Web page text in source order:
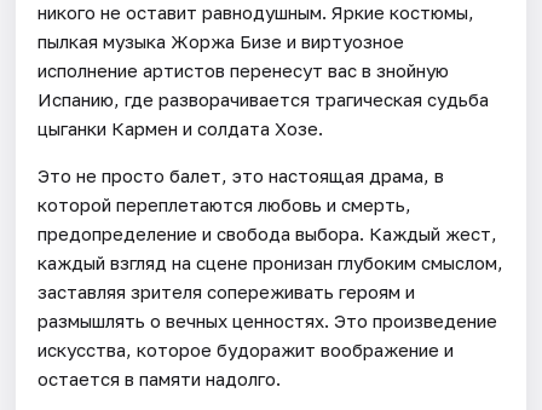
никого не оставит равнодушным. Яркие костюмы,
пылкая музыка Жоржа Бизе и виртуозное
исполнение артистов перенесут вас в знойную
Испанию, где разворачивается трагическая судьба
цыганки Кармен и солдата Хозе.
Это не просто балет, это настоящая драма, в
которой переплетаются любовь и смерть,
предопределение и свобода выбора. Каждый жест,
каждый взгляд на сцене пронизан глубоким смыслом,
заставляя зрителя сопереживать героям и
размышлять о вечных ценностях. Это произведение
искусства, которое будоражит воображение и
остается в памяти надолго.